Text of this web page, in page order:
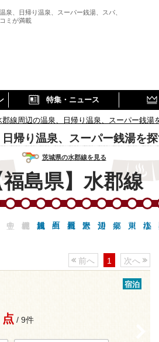
泉、日帰り温泉、スーパー銭湯、スパ、
ミが満載
特集・ニュース
線周辺の温泉、日帰り温泉、スーパー銭湯
帰り温泉、スーパー銭湯を
茨城県の水郡線を見る
島県】水郡線
前へ 1 次へ
宿泊
/ 9件